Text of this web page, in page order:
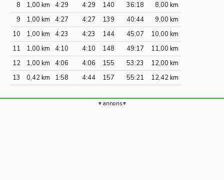
8
1,00 km 4:29 4:29 140 36:18
8,00 km
9
1,00 km 4:27 4:27 139 40:44
9,00 km
10
1,00 km 4:23 4:23 144 45:07
10,00 km
11
1,00 km 4:10 4:10 148 49:17
11,00 km
12
1,00 km 4:06 4:06 155 53:23
12,00 km
13
0,42 km 1:58 4:44 157 55:21 12,42 km
annons